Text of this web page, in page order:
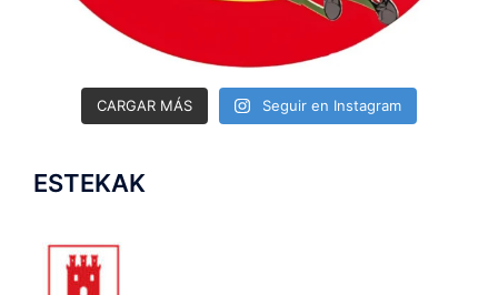
CARGAR MÁS Seguir en Instagram
ESTEKAK